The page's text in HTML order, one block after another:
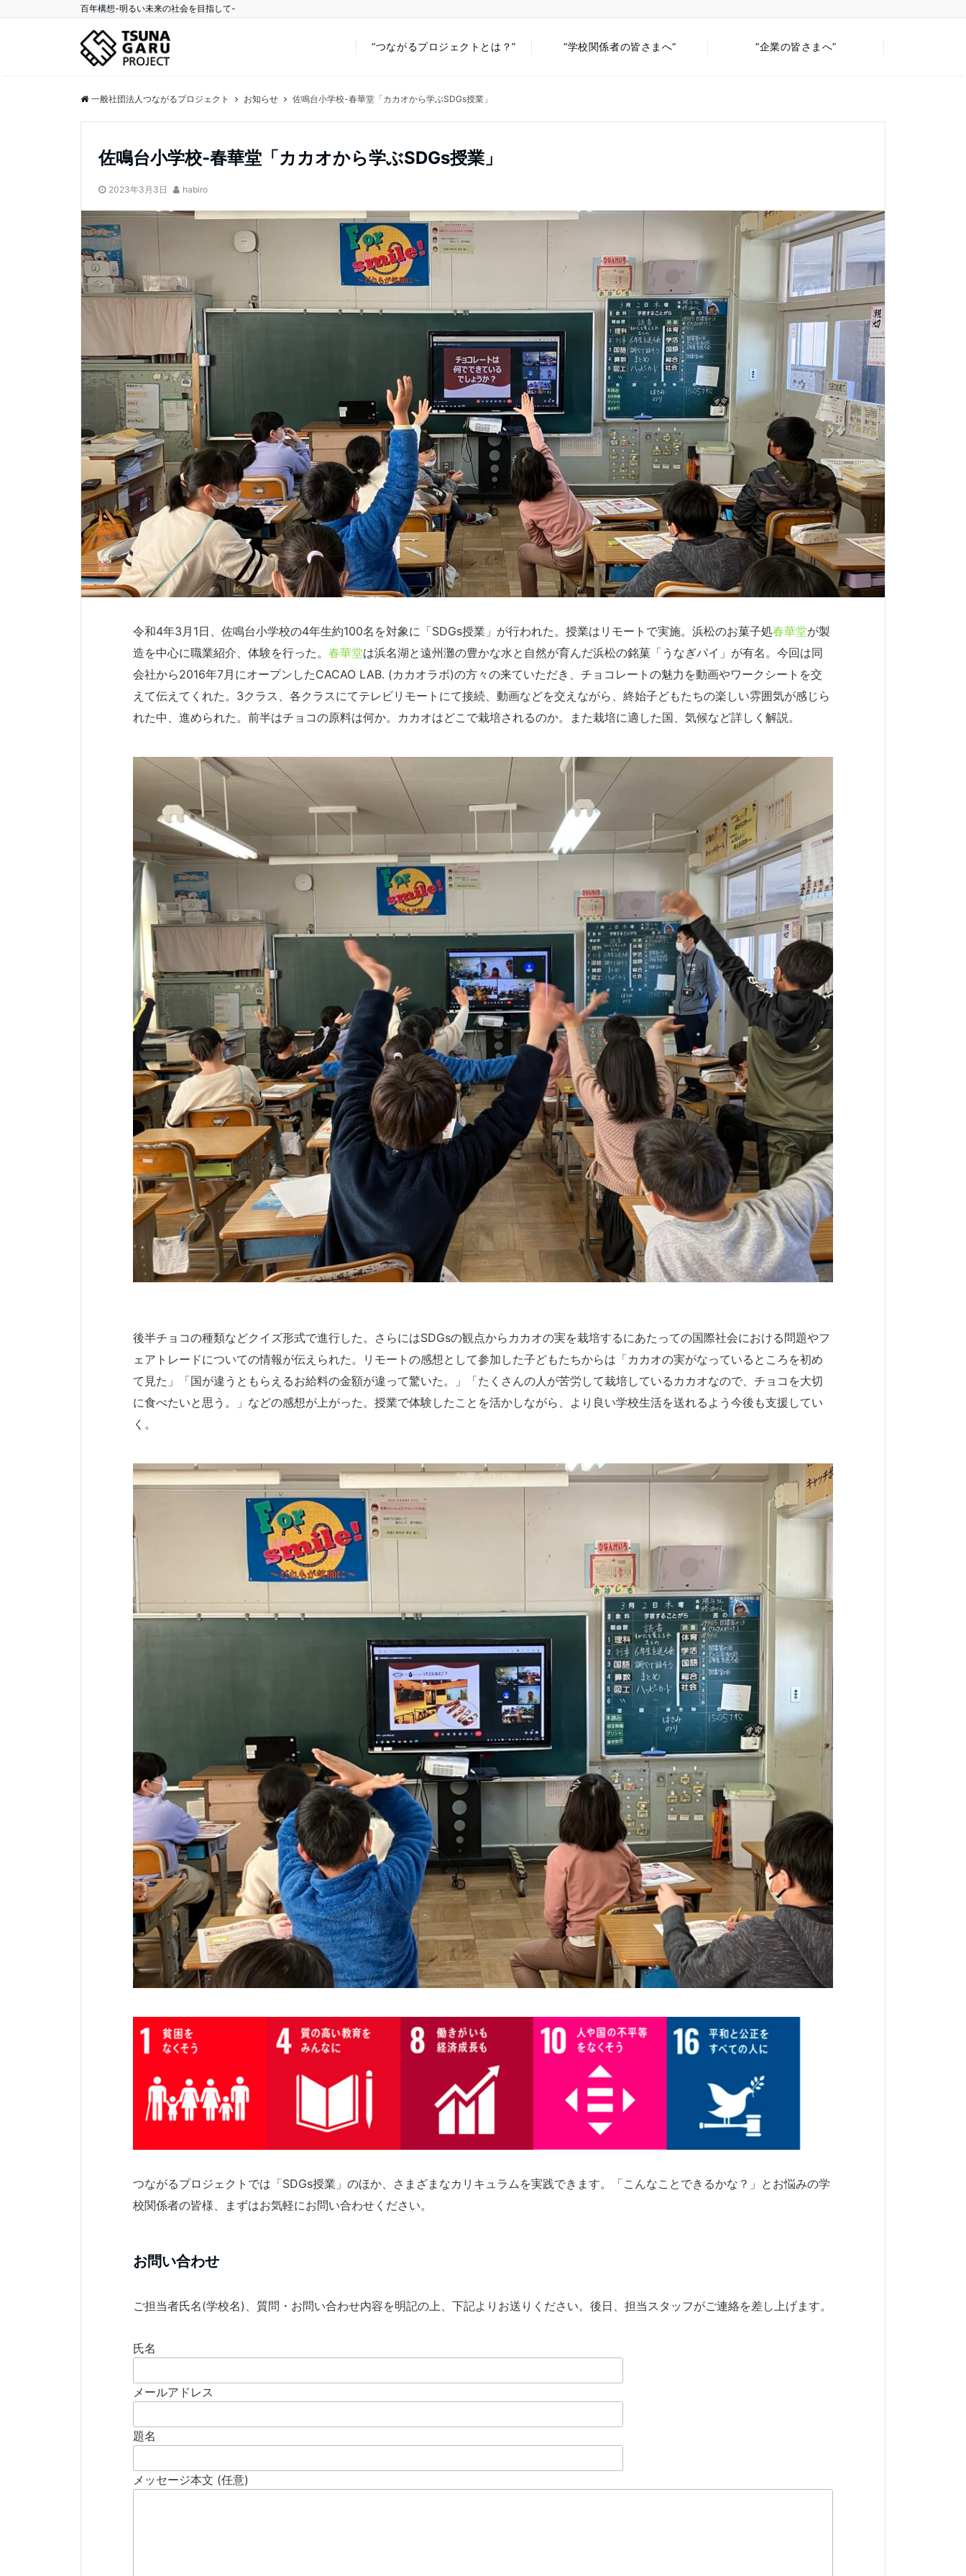
百年構想-明るい未来の社会を目指して-
“つながるプロジェクトとは？” “学校関係者の皆さまへ“ “企業の皆さまへ”
一般社団法人つながるプロジェクト お知らせ 佐鳴台小学校-春華堂「カカオから学ぶSDGs授業」
佐鳴台小学校-春華堂「カカオから学ぶSDGs授業」
2023年3月3日 habiro
令和4年3月1日、佐鳴台小学校の4年生約100名を対象に「SDGs授業」が行われた。授業はリモートで実施。浜松のお菓子処春華堂が製
造を中心に職業紹介、体験を行った。 春華堂は浜名湖と遠州灘の豊かな水と自然が育んだ浜松の銘菓「うなぎパイ」が有名。今回は同
会社から2016年7月にオープンしたCACAO LAB. (カカオラボ)の方々の来ていただき、チョコレートの魅力を動画やワークシートを交
えて伝えてくれた。3クラス、各クラスにてテレビリモートにて接続、動画などを交えながら、終始子どもたちの楽しい雰囲気が感じら
れた中、進められた。前半はチョコの原料は何か。カカオはどこで栽培されるのか。また栽培に適した国、気候など詳しく解説。
後半チョコの種類などクイズ形式で進行した。さらにはSDGsの観点からカカオの実を栽培するにあたっての国際社会における問題やフ
ェアトレードについての情報が伝えられた。リモートの感想として参加した子どもたちからは「カカオの実がなっているところを初め
て見た」「国が違うともらえるお給料の金額が違って驚いた。」「たくさんの人が苦労して栽培しているカカオなので、チョコを大切
に食べたいと思う。」などの感想が上がった。授業で体験したことを活かしながら、より良い学校生活を送れるよう今後も支援してい
く。
つながるプロジェクトでは「SDGs授業」のほか、さまざまなカリキュラムを実践できます。「こんなことできるかな？」とお悩みの学
校関係者の皆様、まずはお気軽にお問い合わせください。
お問い合わせ
ご担当者氏名(学校名)、質問・お問い合わせ内容を明記の上、下記よりお送りください。後日、担当スタッフがご連絡を差し上げます。
氏名
メールアドレス
題名
メッセージ本文 (任意)